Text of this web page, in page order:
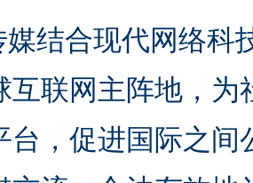
媒结合现代网络科
互联网主阵地，
台，促进国际之